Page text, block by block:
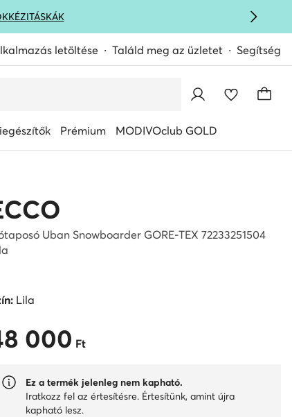
KÉZITÁSKÁK
letöltése Találd meg az üzletet Segítség
Prémium MODIVOclub GOLD
Uban Snowboarder GORE-TEX 72233251504
Lila
000 Ft000 Ft
Ez a termék jelenleg nem kapható.
Iratkozz fel az értesítésre. Értesítünk, amint újra
kapható lesz.